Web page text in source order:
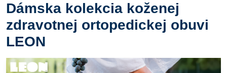
Dámska kolekcia koženej
zdravotnej ortopedickej obuvi
LEON